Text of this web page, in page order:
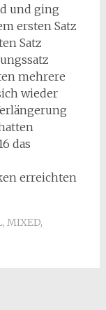
und ging
ersten Satz
Satz
mehrere
wieder
das
erreichten
, MIXED,